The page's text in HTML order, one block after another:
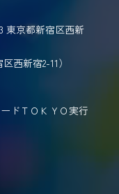
東京都新宿区西新
西新宿2-11）
ドＴＯＫＹＯ実行